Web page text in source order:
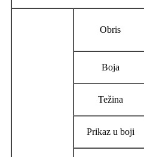
Obris
Boja
Težina
Prikaz u boji